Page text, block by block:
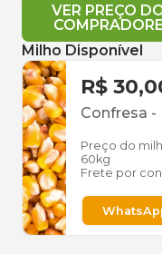
VER PREÇO
Milho Disponível
R$
Confresa -
Preço do
60kg
Frete por